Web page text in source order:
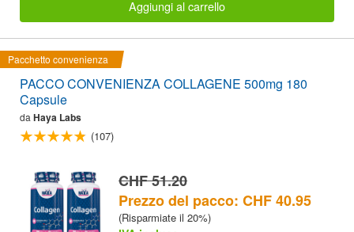
Aggiungi al carrello
Pacchetto convenienza
PACCO CONVENIENZA COLLAGENE 500mg 180
Capsule
da Haya Labs
(107)
CHF 51.20
Prezzo del pacco: CHF 40.95
(Risparmiate il 20%)